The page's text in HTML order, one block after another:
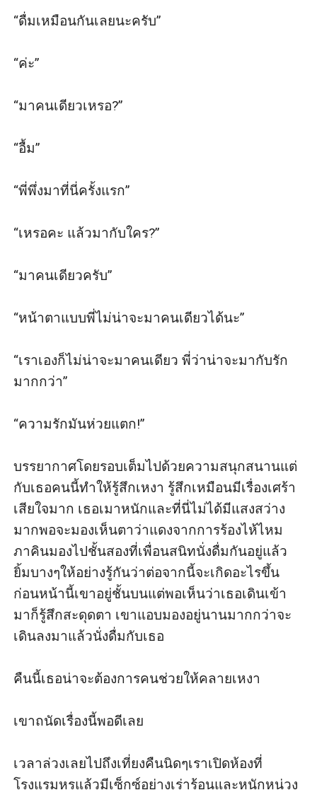
“ดื่มเหมือนกันเลยนะครับ”
“ค่ะ”
“มาคนเดียวเหรอ?”
“อื้ม”
“พี่พึ่งมาที่นี่ครั้งแรก”
“เหรอคะ แล้วมากับใคร?”
“มาคนเดียวครับ”
“หน้าตาแบบพี่ไม่น่าจะมาคนเดียวได้นะ”
“เราเองก็ไม่น่าจะมาคนเดียว พี่ว่าน่าจะมากับรัก
มากกว่า”
“ความรักมันห่วยแตก!”
บรรยากาศโดยรอบเต็มไปด้วยความสนุกสนานแต่
กับเธอคนนี้ทำให้รู้สึกเหงา รู้สึกเหมือนมีเรื่องเศร้า
เสียใจมาก เธอเมาหนักและที่นี่ไม่ได้มีแสงสว่าง
มากพอจะมองเห็นตาว่าแดงจากการร้องไห้ไหม
ภาคินมองไปชั้นสองที่เพื่อนสนิทนั่งดื่มกันอยู่แล้ว
ยิ้มบางๆให้อย่างรู้กันว่าต่อจากนี้จะเกิดอะไรขึ้น
ก่อนหน้านี้เขาอยู่ชั้นบนแต่พอเห็นว่าเธอเดินเข้า
มาก็รู้สึกสะดุดตา เขาแอบมองอยู่นานมากกว่าจะ
เดินลงมาแล้วนั่งดื่มกับเธอ
คืนนี้เธอน่าจะต้องการคนช่วยให้คลายเหงา
เขาถนัดเรื่องนี้พอดีเลย
เวลาล่วงเลยไปถึงเที่ยงคืนนิดๆเราเปิดห้องที่
โรงแรมหรูแล้วมีเซ็กซ์อย่างเร่าร้อนและหนักหน่วง